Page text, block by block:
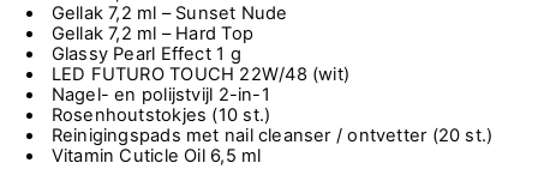
Gellak 7,2 ml – Sunset Nude
Gellak 7,2 ml – Hard Top
Glassy Pearl Effect 1 g
LED FUTURO TOUCH 22W/48 (wit)
Nagel- en polijstvijl 2-in-1
Rosenhoutstokjes (10 st.)
Reinigingspads met nail cleanser / ontvetter (20 st.)
Vitamin Cuticle Oil 6,5 ml